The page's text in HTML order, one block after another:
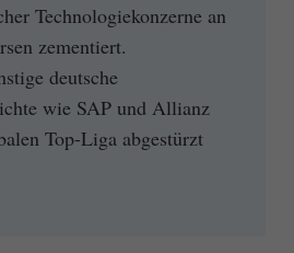
Technologiekonzerne an
zementiert.
deutsche
wie SAP und Allianz
Top-Liga abgestürzt